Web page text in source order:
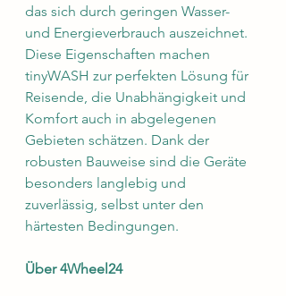
das sich durch geringen Wasser-
und Energieverbrauch auszeichnet.
Diese Eigenschaften machen
tinyWASH zur perfekten Lösung für
Reisende, die Unabhängigkeit und
Komfort auch in abgelegenen
Gebieten schätzen. Dank der
robusten Bauweise sind die Geräte
besonders langlebig und
zuverlässig, selbst unter den
härtesten Bedingungen.
Über 4Wheel24